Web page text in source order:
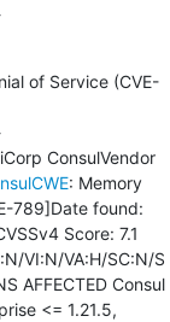
---------------------------------------------
of Service (CVE-
ConsulVendor
: Memory
789]Date found:
Score: 7.1
VI:N/VA:H/SC:N/S
AFFECTED Consul
<= 1.21.5,